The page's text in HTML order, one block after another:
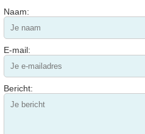
Naam:
E-mail:
Bericht: